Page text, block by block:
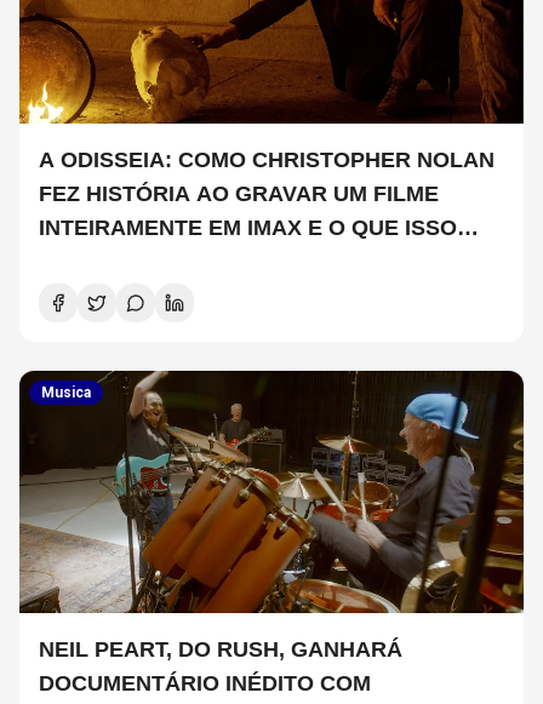
A ODISSEIA: COMO CHRISTOPHER NOLAN
FEZ HISTÓRIA AO GRAVAR UM FILME
INTEIRAMENTE EM IMAX E O QUE ISSO
Musica
NEIL PEART, DO RUSH, GANHARÁ
DOCUMENTÁRIO INÉDITO COM